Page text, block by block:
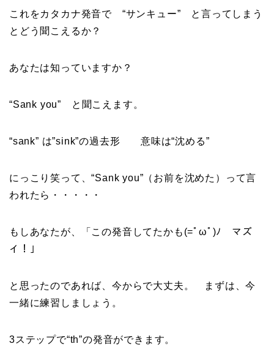
これをカタカナ発音で “サンキュー” と言ってしまう
とどう聞こえるか？
あなたは知っていますか？
“Sank you” と聞こえます。
“sank” は”sink”の過去形 意味は“沈める”
にっこり笑って、“Sank you”（お前を沈めた）って言
われたら・・・・・
もしあなたが、「この発音してたかも(=ﾟωﾟ)ﾉ マズ
イ！」
と思ったのであれば、今からで大丈夫。 まずは、今
一緒に練習しましょう。
3ステップで“th”の発音ができます。